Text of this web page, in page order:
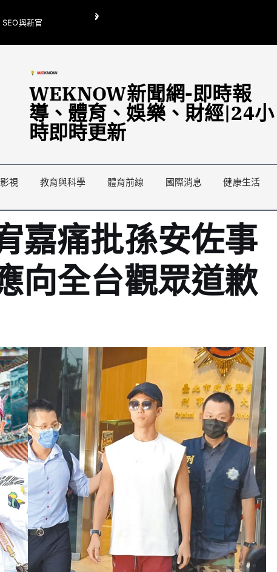
與新官
翁曉玲喊刪陸委會1295萬媒宣費惹議 梁文傑回「只能靠嘴巴」
WEKNOW新聞網-即時報
導、體育、娛樂、財經|24小
時即時更新
視 教育與科學 體育前線 國際消息 健康生活
嘉痛批孫安佐事
向全台觀眾道歉